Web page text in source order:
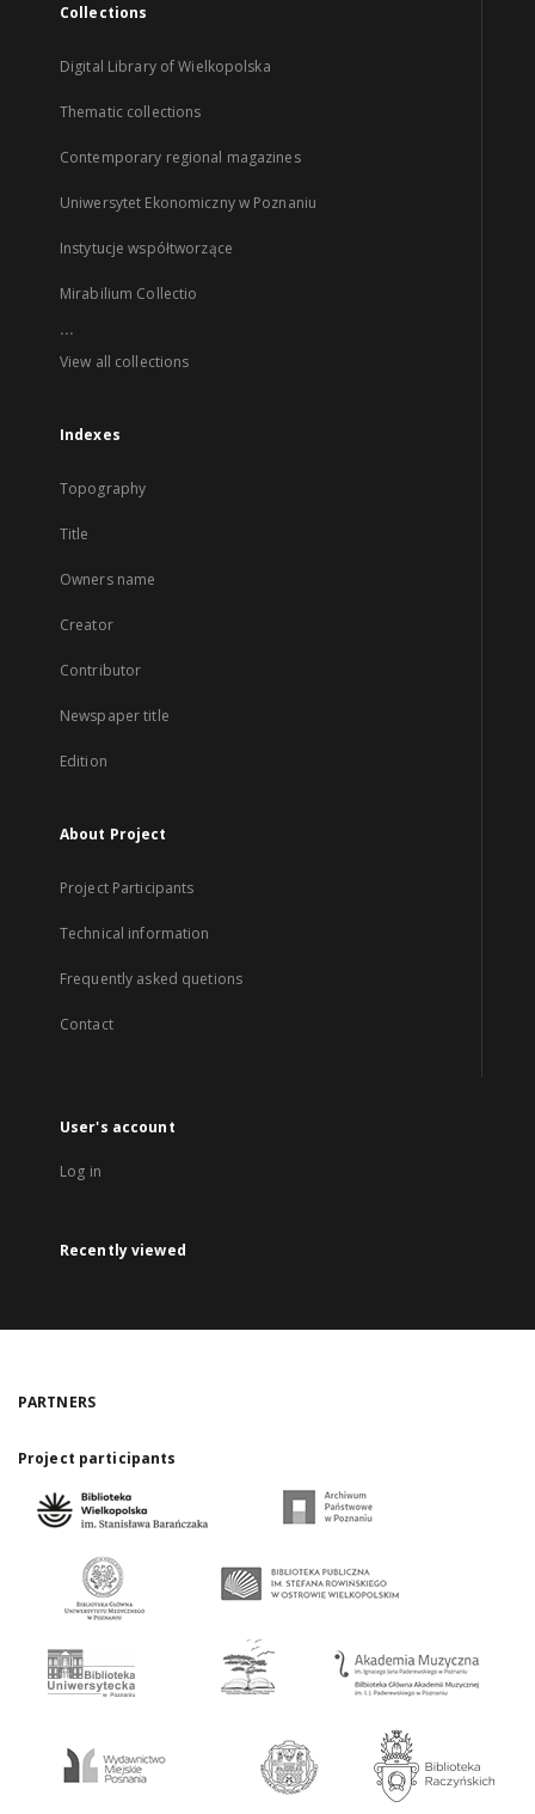
Collections
Digital Library of Wielkopolska
Thematic collections
Contemporary regional magazines
Uniwersytet Ekonomiczny w Poznaniu
Instytucje współtworzące
Mirabilium Collectio
...
View all collections
Indexes
Topography
Title
Owners name
Creator
Contributor
Newspaper title
Edition
About Project
Project Participants
Technical information
Frequently asked quetions
Contact
User's account
Log in
Recently viewed
PARTNERS
Project participants